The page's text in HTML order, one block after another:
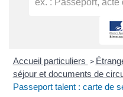
Accueil particuliers >
séjour et documents de
Passeport talent : carte de